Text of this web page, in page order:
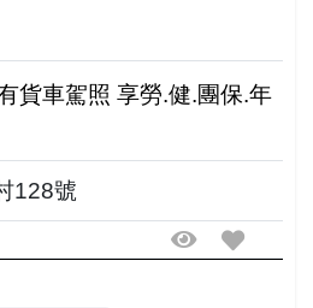
貨車駕照 享勞.健.團保.年
128號